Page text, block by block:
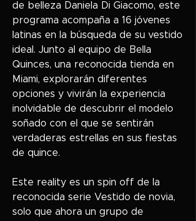
de belleza Daniela Di Giacomo, este
programa acompaña a 16 jóvenes
latinas en la búsqueda de su vestido
ideal. Junto al equipo de Bella
Quinces, una reconocida tienda en
Miami, explorarán diferentes
opciones y vivirán la experiencia
inolvidable de descubrir el modelo
soñado con el que se sentirán
verdaderas estrellas en sus fiestas
de quince.
Este reality es un spin off de la
reconocida serie Vestido de novia,
solo que ahora un grupo de